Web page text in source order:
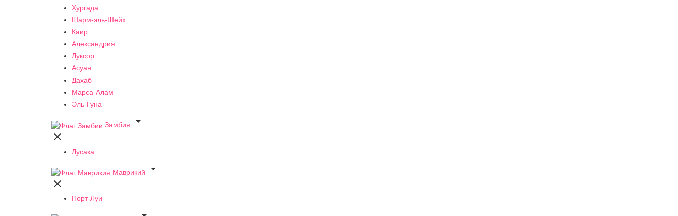
Хургада
Шарм-эль-Шейх
Каир
Александрия
Луксор
Асуан
Дахаб
Марса-Алам
Эль-Гуна
Замбия


Лусака
Маврикий


Порт-Луи